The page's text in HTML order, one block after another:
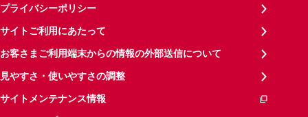
プライバシーポリシー
サイトご利用にあたって
お客さまご利用端末からの情報の外部送信について
見やすさ・使いやすさの調整
サイトメンテナンス情報